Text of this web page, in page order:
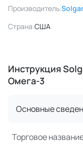
Производитель:Solgar
Страна:США
Инструкция
Омега-3
Основные
Торговое